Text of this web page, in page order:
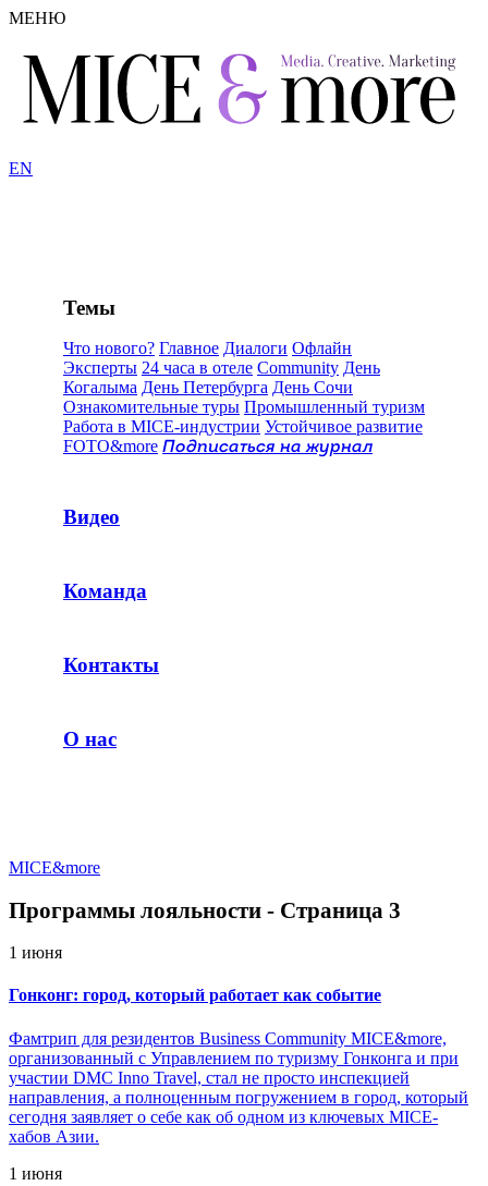
МЕНЮ
EN
Темы
Что нового? Главное Диалоги Офлайн
Эксперты 24 часа в отеле Community День
Когалыма День Петербурга День Сочи
Ознакомительные туры Промышленный туризм
Работа в MICE-индустрии Устойчивое развитие
FOTO&more Подписаться на журнал
Видео
Команда
Контакты
О нас
MICE&more
Программы лояльности - Страница 3
1 июня
Гонконг: город, который работает как событие
Фамтрип для резидентов Business Community MICE&more,
организованный с Управлением по туризму Гонконга и при
участии DMC Inno Travel, стал не просто инспекцией
направления, а полноценным погружением в город, который
сегодня заявляет о себе как об одном из ключевых MICE-
хабов Азии.
1 июня